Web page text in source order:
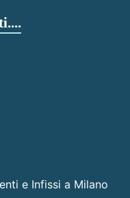
e Infissi a Milano